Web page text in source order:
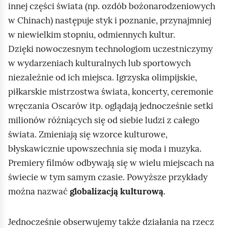
innej części świata (np. ozdób bożonarodzeniowych
w Chinach) następuje styk i poznanie, przynajmniej
w niewielkim stopniu, odmiennych kultur.
Dzięki nowoczesnym technologiom uczestniczymy
w wydarzeniach kulturalnych lub sportowych
niezależnie od ich miejsca. Igrzyska olimpijskie,
piłkarskie mistrzostwa świata, koncerty, ceremonie
wręczania Oscarów itp. oglądają jednocześnie setki
milionów różniących się od siebie ludzi z całego
świata. Zmieniają się wzorce kulturowe,
błyskawicznie upowszechnia się moda i muzyka.
Premiery filmów odbywają się w wielu miejscach na
świecie w tym samym czasie. Powyższe przykłady
można nazwaćglobalizacją kulturową.
Jednocześnie obserwujemy także działania na rzecz